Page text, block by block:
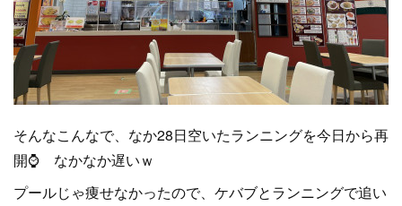
そんなこんなで、なか28日空いたランニングを今日から再
開⌚ なかなか遅いｗ
プールじゃ痩せなかったので、ケバブとランニングで追い